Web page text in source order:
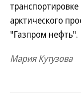
арктического
"Газпром нефть".
Мария Кутузова